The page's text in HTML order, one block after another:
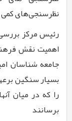
نظرسنجی‌های کمی
رئیس مرکز
اهمیت نقش
جامعه شناسان
بسیار سنگین
را که در میان
برسانند